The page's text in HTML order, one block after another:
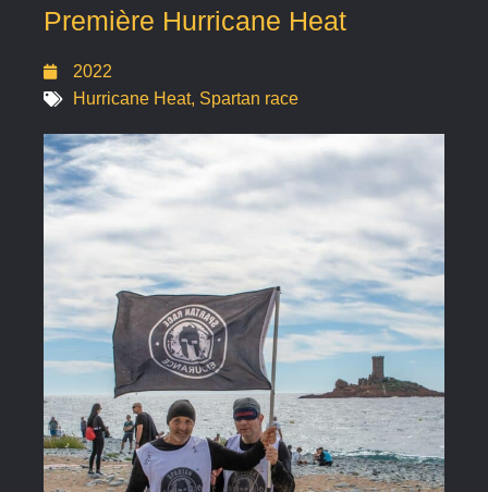
Première Hurricane Heat
2022
Hurricane Heat, Spartan race